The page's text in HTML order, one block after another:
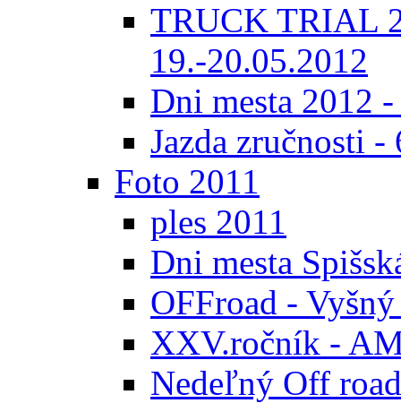
TRUCK TRIAL
19.-20.05.2012
Dni mesta 2012
Jazda zručnosti
Foto 2011
ples 2011
Dni mesta
OFFroad -
XXV.ročník -
Nedeľný Off